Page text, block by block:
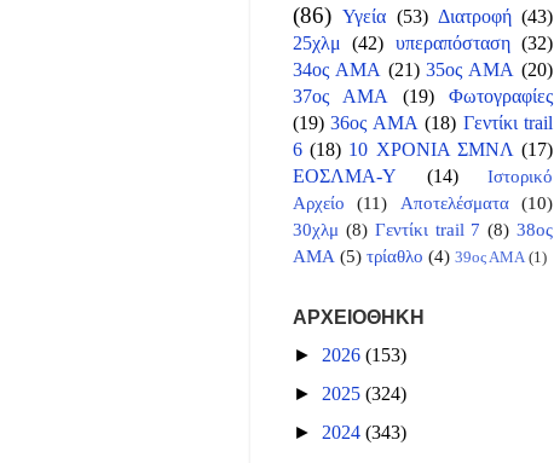
(86) Υγεία (53) Διατροφή (43)
25χλμ (42) υπεραπόσταση (32)
34ος ΑΜΑ (21) 35ος ΑΜΑ (20)
37ος ΑΜΑ
(19)
Φωτογραφίες
(19) 36ος ΑΜΑ (18) Γεντίκι trail
6 (18) 10 ΧΡΟΝΙΑ ΣΜΝΛ (17)
ΕΟΣΛΜΑ-Υ
(14)
Ιστορικό
Αρχείο
(11) Αποτελέσματα
(10)
30χλμ (8) Γεντίκι trail 7 (8) 38ος
ΑΜΑ (5) τρίαθλο (4) 39ος ΑΜΑ (1)
ΑΡΧΕΙΟΘΗΚΗ
► 2026 (153)
► 2025 (324)
► 2024 (343)